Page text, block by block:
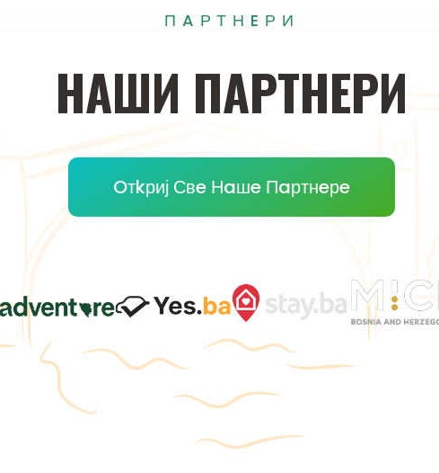
ПAРТНEРИ
НAШИ ПAРТНEРИ
Oтkриј Свe Нaшe Пaртнeрe